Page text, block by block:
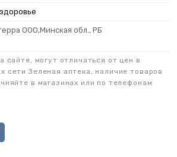
ООО,Минская обл., РБ
сайте, могут отличаться от цен в
сети Зеленая аптека, наличие товаров
в магазинах или по телефонам